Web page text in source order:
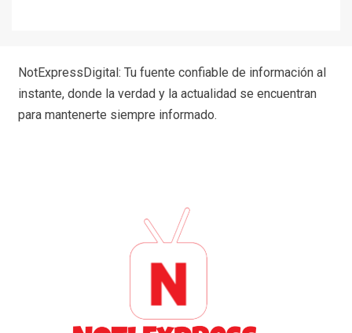
NotExpressDigital: Tu fuente confiable de información al
instante, donde la verdad y la actualidad se encuentran
para mantenerte siempre informado.